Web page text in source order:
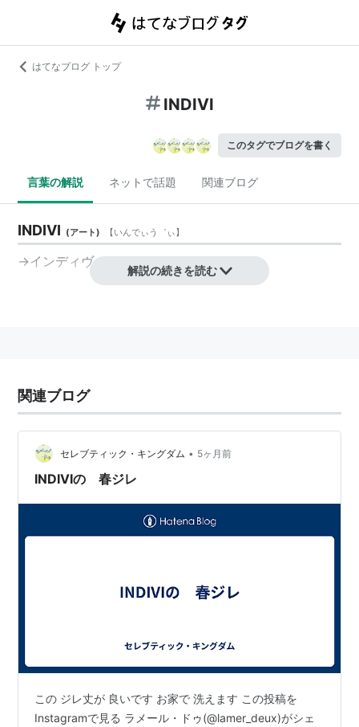
はてなブログ トップ
INDIVI
このタグでブログを書く
言葉の解説 ネットで話題 関連ブログ
INDIVI (アート) 【いんでぃう゛ぃ】
→インディヴィ
解説の続きを読む
関連ブログ
セレブティック・キングダム • 5ヶ月前
INDIVIの 春ジレ
この ジレ丈が 良いです お家で 洗えます この投稿を
Instagramで見る ラメール・ドゥ(@lamer_deux)がシェ